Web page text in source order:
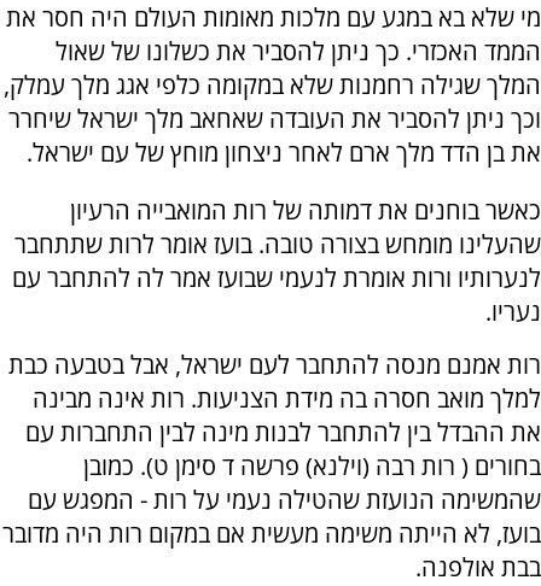
מי שלא בא במגע עם מלכות מאומות העולם היה חסר את
הממד האכזרי. כך ניתן להסביר את כשלונו של שאול
המלך שגילה רחמנות שלא במקומה כלפי אגג מלך עמלק,
וכך ניתן להסביר את העובדה שאחאב מלך ישראל שיחרר
את בן הדד מלך ארם לאחר ניצחון מוחץ של עם ישראל.
כאשר בוחנים את דמותה של רות המואבייה הרעיון
שהעלינו מומחש בצורה טובה. בועז אומר לרות שתתחבר
לנערותיו ורות אומרת לנעמי שבועז אמר לה להתחבר עם
נעריו.
רות אמנם מנסה להתחבר לעם ישראל, אבל בטבעה כבת
למלך מואב חסרה בה מידת הצניעות. רות אינה מבינה
את ההבדל בין להתחבר לבנות מינה לבין התחברות עם
בחורים ( רות רבה (וילנא) פרשה ד סימן ט). כמובן
שהמשימה הנועזת שהטילה נעמי על רות - המפגש עם
בועז, לא הייתה משימה מעשית אם במקום רות היה מדובר
בבת אולפנה.